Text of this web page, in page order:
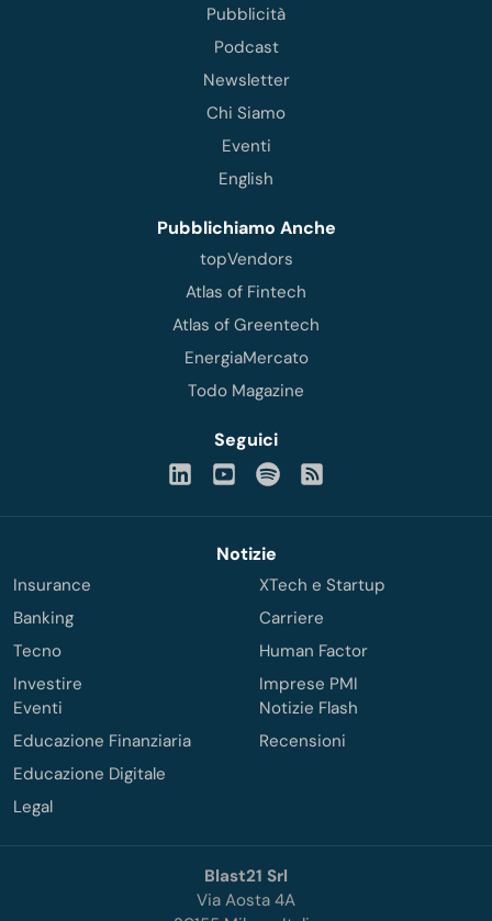
Pubblicità
Podcast
Newsletter
Chi Siamo
Eventi
English
Pubblichiamo Anche
topVendors
Atlas of Fintech
Atlas of Greentech
EnergiaMercato
Todo Magazine
Seguici
Notizie
Insurance
Banking
Tecno
Investire
XTech e Startup
Carriere
Human Factor
Imprese PMI
Eventi
Educazione Finanziaria
Educazione Digitale
Legal
Notizie Flash
Recensioni
Blast21 Srl
Via Aosta 4A